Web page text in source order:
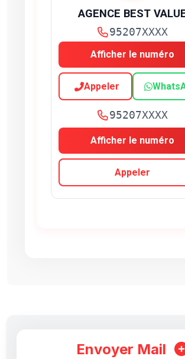
AGENCE BEST
95207XXXX
Afficher le numéro
Appeler
95207XXXX
Afficher le numéro
Appeler
Envoyer Mail